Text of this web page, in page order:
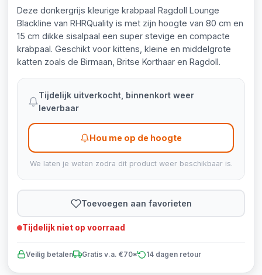
Deze donkergrijs kleurige krabpaal Ragdoll Lounge
Blackline van RHRQuality is met zijn hoogte van 80 cm en
15 cm dikke sisalpaal een super stevige en compacte
krabpaal. Geschikt voor kittens, kleine en middelgrote
katten zoals de Birmaan, Britse Korthaar en Ragdoll.
Tijdelijk uitverkocht, binnenkort weer
leverbaar
Hou me op de hoogte
We laten je weten zodra dit product weer beschikbaar is.
Toevoegen aan favorieten
Tijdelijk niet op voorraad
Veilig betalen Gratis v.a. €70* 14 dagen retour